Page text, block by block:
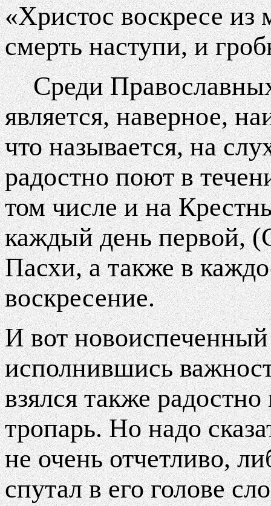
«Христос воскресе
смерть наступи, и
Среди
является, наверное,
что называется, на
радостно поют в
том числе и на
каждый день первой,
Пасхи, а также в
воскресение.
И вот новоиспеченный
исполнившись
взялся также
тропарь. Но надо
не очень отчетливо,
спутал в его голове